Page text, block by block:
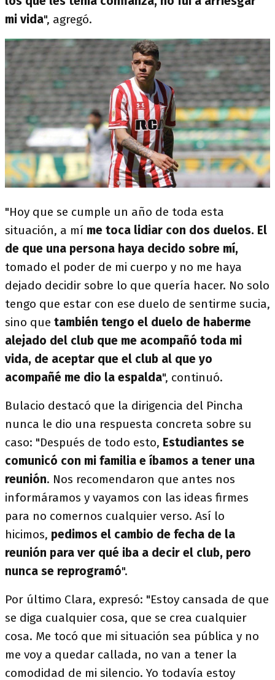
mi vida", agregó.
"Hoy que se cumple un año de toda esta
situación, a mí me toca lidiar con dos duelos. El
de que una persona haya decido sobre mí,
tomado el poder de mi cuerpo y no me haya
dejado decidir sobre lo que quería hacer. No solo
tengo que estar con ese duelo de sentirme sucia,
sino que también tengo el duelo de haberme
alejado del club que me acompañó toda mi
vida, de aceptar que el club al que yo
acompañé me dio la espalda", continuó.
Bulacio destacó que la dirigencia del Pincha
nunca le dio una respuesta concreta sobre su
caso: "Después de todo esto, Estudiantes se
comunicó con mi familia e íbamos a tener una
reunión. Nos recomendaron que antes nos
informáramos y vayamos con las ideas firmes
para no comernos cualquier verso. Así lo
hicimos, pedimos el cambio de fecha de la
reunión para ver qué iba a decir el club, pero
nunca se reprogramó".
Por último Clara, expresó: "Estoy cansada de que
se diga cualquier cosa, que se crea cualquier
cosa. Me tocó que mi situación sea pública y no
me voy a quedar callada, no van a tener la
comodidad de mi silencio. Yo todavía estoy